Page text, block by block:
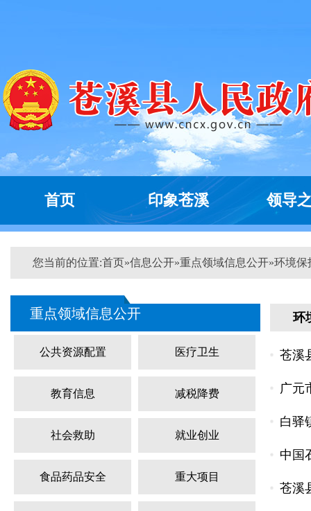
首页 印象苍溪 领导
您当前的位置:首页»信息公开»重点领域信息公开»环境保
重点领域信息公开
公共资源配置 医疗卫生
教育信息 减税降费
社会救助 就业创业
食品药品安全 重大项目
环
苍溪
广元
白驿
中国
苍溪